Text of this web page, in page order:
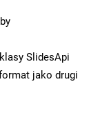
SlidesApi
jako drugi